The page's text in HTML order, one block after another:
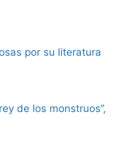
por su literatura
de los monstruos”,